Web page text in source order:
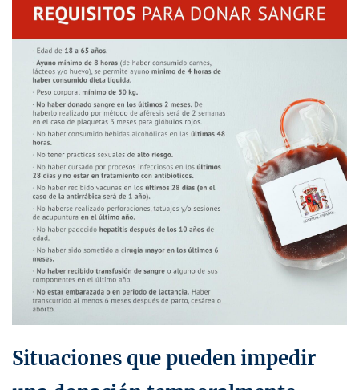
Situaciones que pueden impedir